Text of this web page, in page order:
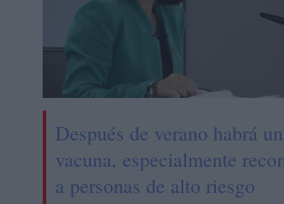
Después de verano habrá
vacuna, especialmente
a personas de alto riesgo